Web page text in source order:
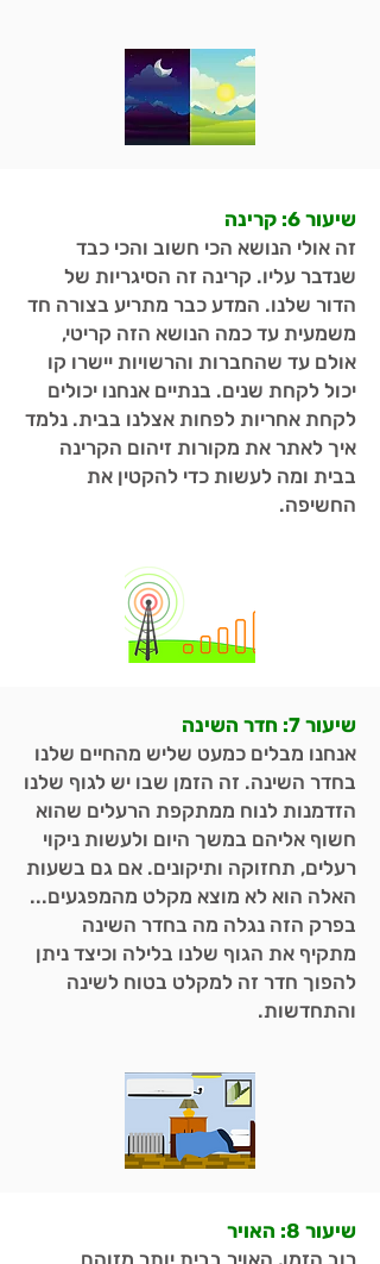
שיעור 6: קרינה
זה אולי הנושא הכי חשוב והכי כבד
שנדבר עליו. קרינה זה הסיגריות של
הדור שלנו. המדע כבר מתריע בצורה חד
משמעית עד כמה הנושא הזה קריטי,
אולם עד שהחברות והרשויות יישרו קו
יכול לקחת שנים. בנתיים אנחנו יכולים
לקחת אחריות לפחות אצלנו בבית. נלמד
איך לאתר את מקורות זיהום הקרינה
בבית ומה לעשות כדי להקטין את
החשיפה.
שיעור 7: חדר השינה
אנחנו מבלים כמעט שליש מהחיים שלנו
בחדר השינה. זה הזמן שבו יש לגוף שלנו
הזדמנות לנוח ממתקפת הרעלים שהוא
חשוף אליהם במשך היום ולעשות ניקוי
רעלים, תחזוקה ותיקונים. אם גם בשעות
האלה הוא לא מוצא מקלט מהמפגעים...
בפרק הזה נגלה מה בחדר השינה
מתקיף את הגוף שלנו בלילה וכיצד ניתן
להפוך חדר זה למקלט בטוח לשינה
והתחדשות.
שיעור 8: האויר
רוב הזמן, האויר בבית יותר מזוהם